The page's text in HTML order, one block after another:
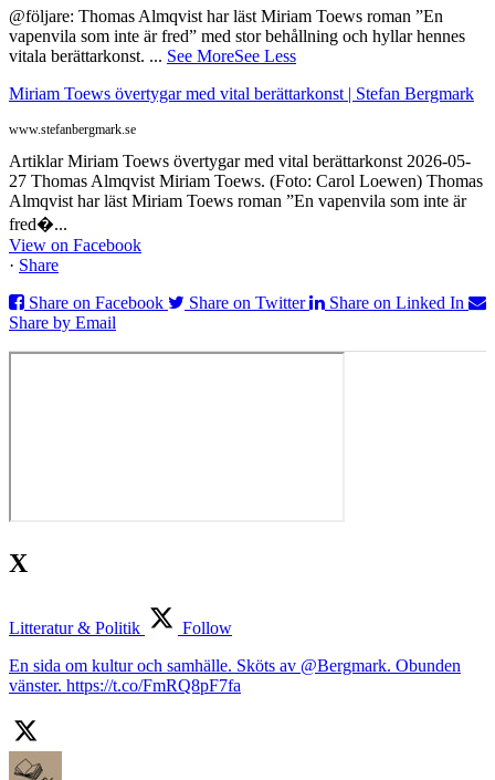
@följare: Thomas Almqvist har läst Miriam Toews roman ”En
vapenvila som inte är fred” med stor behållning och hyllar hennes
vitala berättarkonst. ... See MoreSee Less
Miriam Toews övertygar med vital berättarkonst | Stefan Bergmark
www.stefanbergmark.se
Artiklar Miriam Toews övertygar med vital berättarkonst 2026-05-
27 Thomas Almqvist Miriam Toews. (Foto: Carol Loewen) Thomas
Almqvist har läst Miriam Toews roman ”En vapenvila som inte är
fred�...
View on Facebook
· Share
Share on Facebook
Share on Twitter
Share on Linked In
Share by Email
X
Litteratur & Politik
Follow
En sida om kultur och samhälle. Sköts av @Bergmark. Obunden
vänster. https://t.co/FmRQ8pF7fa